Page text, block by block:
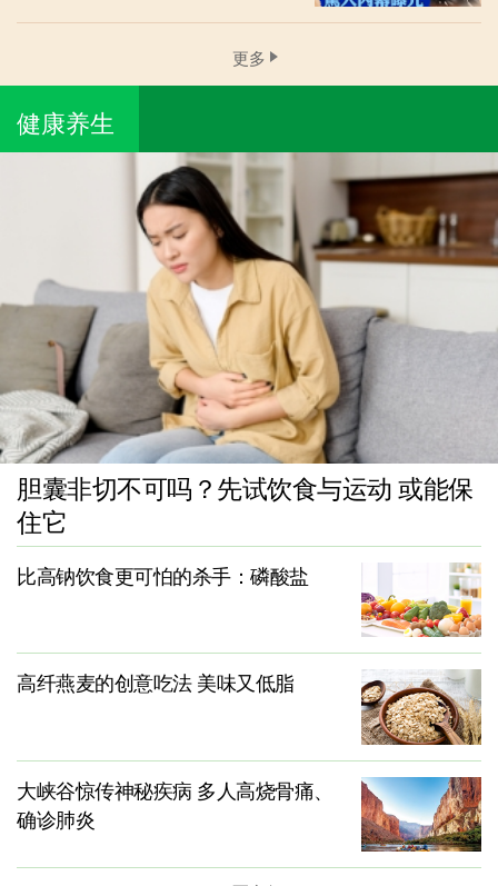
更多
健康养生
胆囊非切不可吗？先试饮食与运动 或能保
住它
比高钠饮食更可怕的杀手：磷酸盐
高纤燕麦的创意吃法 美味又低脂
大峡谷惊传神秘疾病 多人高烧骨痛、
确诊肺炎